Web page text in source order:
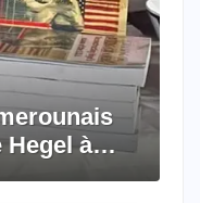
Hegel à